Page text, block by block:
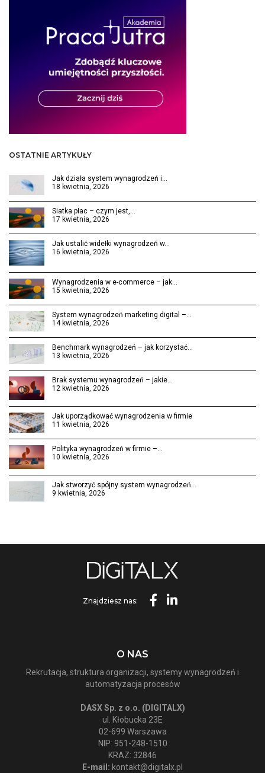
OSTATNIE ARTYKUŁY
Jak działa system wynagrodzeń i…
18 kwietnia, 2026
Siatka płac – czym jest,…
17 kwietnia, 2026
Jak ustalić widełki wynagrodzeń w…
16 kwietnia, 2026
Wynagrodzenia w e-commerce – jak…
15 kwietnia, 2026
System wynagrodzeń marketing digital –…
14 kwietnia, 2026
Benchmark wynagrodzeń – jak korzystać…
13 kwietnia, 2026
Brak systemu wynagrodzeń – jakie…
12 kwietnia, 2026
Jak uporządkować wynagrodzenia w firmie
11 kwietnia, 2026
Polityka wynagrodzeń w firmie –…
10 kwietnia, 2026
Jak stworzyć spójny system wynagrodzeń…
9 kwietnia, 2026
Znajdziesz nas:
O NAS
Rekrutacja, struktura organizacji, systemy wynagrodzeń i
automatyzacja procesów
DASX Sp. z o.o. (DIGITALX)
ul. Kłobucka 23E
02-699 Warszawa
NIP: 951-248-1510
KRAZ: 32846
E-mail: kontakt@digitalx.pl